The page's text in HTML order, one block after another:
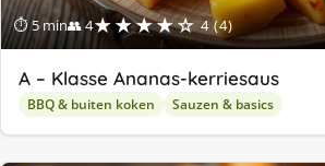
⏱ 5 min👥 4★★★★☆ 4 (4)
A – Klasse Ananas-kerriesaus
BBQ & buiten koken Sauzen & basics